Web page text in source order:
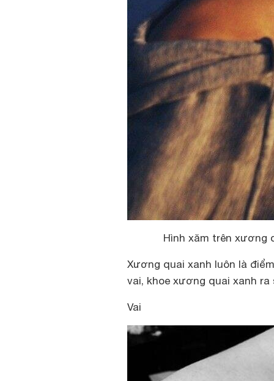
Hình xăm trên xương
Xương quai xanh luôn là
vai, khoe xương quai xanh
Vai